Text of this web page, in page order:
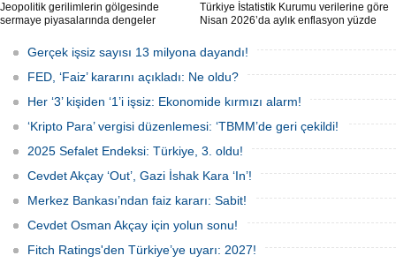
Jeopolitik gerilimlerin gölgesinde
sermaye piyasalarında dengeler
halka arz cephesine dikkat çekti.
2026’da artan belirsizliklere rağmen
132 şirketin halka arz için sırada
olduğu, finansmana erişimde zorlanan
firmaların borsaya yöneliminin
Türkiye İstatistik Kurumu verilerine göre
Nisan 2026’da aylık enflasyon yüzde
oldu. Açıklanan rakamlar; piyasa
beklentilerinin üzerinde gerçekleşti.
Gerçek işsiz sayısı 13 milyona dayandı!
FED, ‘Faiz’ kararını açıkladı: Ne oldu?
Her ‘3’ kişiden ‘1’i işsiz: Ekonomide kırmızı alarm!
‘Kripto Para’ vergisi düzenlemesi: ‘TBMM’de geri çekildi!
2025 Sefalet Endeksi: Türkiye, 3. oldu!
Cevdet Akçay ‘Out’, Gazi İshak Kara ‘In’!
Merkez Bankası’ndan faiz kararı: Sabit!
Cevdet Osman Akçay için yolun sonu!
Fitch Ratings'den Türkiye’ye uyarı: 2027!